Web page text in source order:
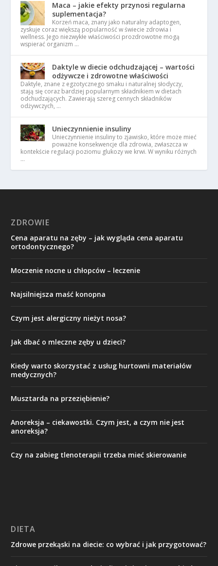
Maca – jakie efekty przynosi regularna
suplementacja?
Korzeń maca, znany jako naturalny adaptogen,
zyskuje coraz większą popularność w świecie zdrowia i
wellness. Jego niezwykłe właściwości prozdrowotne mogą
wspierać organizm …
Daktyle w diecie odchudzającej – wartości
odżywcze i zdrowotne właściwości
Daktyle, znane z egzotycznego smaku i naturalnej słodyczy,
stają się coraz bardziej popularnym składnikiem w dietach
odchudzających. Zawierają szereg cennych składników
odżywczych, …
Unieczynnienie insuliny
Unieczynnienie insuliny to zjawisko, które może mieć
poważne konsekwencje dla zdrowia, zwłaszcza w
kontekście regulacji poziomu glukozy we krwi. W wyniku różnych
…
ZDROWIE
Cena aparatu na zęby – jak wygląda cena aparatu
ortodontycznego?
Moczenie nocne u chłopców – leczenie
Najsilniejsza maść konopna
Czym jest alergiczny nieżyt nosa?
Jak dbać o mleczne zęby u dzieci?
Kiedy warto skorzystać z usług hurtowni materiałów
medycznych?
Musztarda na przeziębienie?
Anoreksja – ciekawostki. Czym jest, a czym nie jest
anoreksja?
Czy na zabieg tlenoterapii trzeba mieć skierowanie
DIETA
Zdrowe przekąski na diecie: co wybrać i jak przygotować?